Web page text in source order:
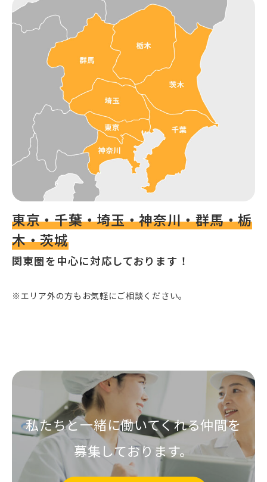
東京・千葉・埼玉・神奈川・群馬・栃
木・茨城
関東圏を中心に対応しております！
※エリア外の方もお気軽にご相談ください。
私たちと一緒に働いてくれる仲間を
募集しております。